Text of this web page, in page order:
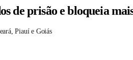
de prisão e bloqueia
Piauí e Goiás